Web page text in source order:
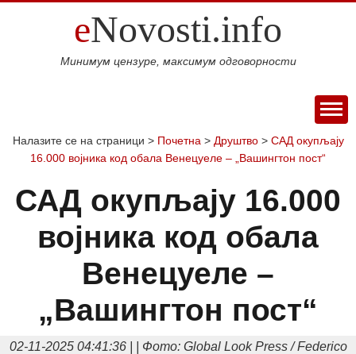
eNovosti.info
Минимум цензуре, максимум одговорности
ПОЧЕТНА
ВИЈЕСТИ
Свијет
Балкан
Србија
Република
Српска
Хроника
СПОРТ
Фудбал
Кошарка
Аутомото
МАГАЗИН
Занимљивости
Култура
технологија
Образовање
бизнис
ЕКОНОМИЈА
Посао
Аутомобили
Некретнине
ДРУШТВО
Интервју
КОЛУМНЕ
БЛОГ
О НАМА
Налазите се на страници > Почетна > Друштво> САД окупљају
16.000 војника код обала Венецуеле – „Вашингтон пост“
САД окупљају 16.000
војника код обала
Венецуеле –
„Вашингтон пост“
02-11-2025 04:41:36 | | Фото: Global Look Press / Federico